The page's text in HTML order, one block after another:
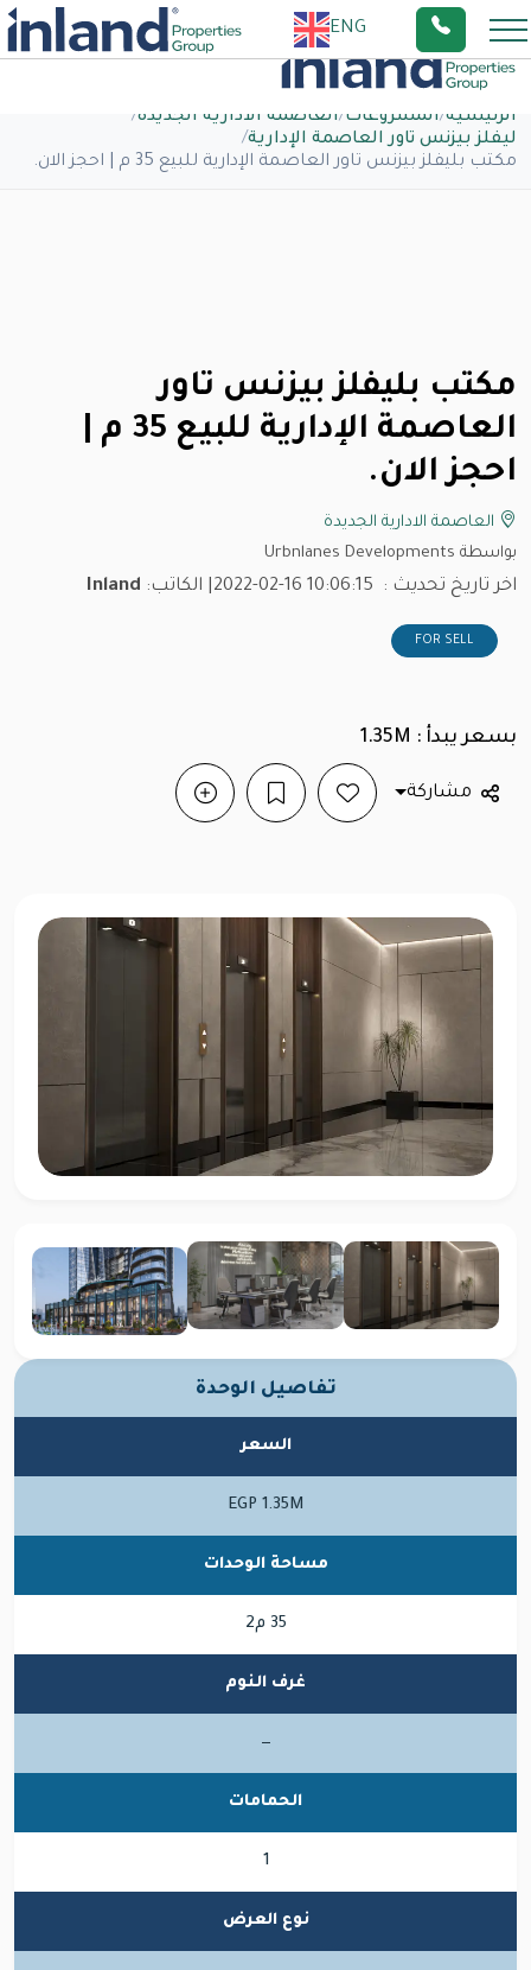
ENG
الرئيسية/المشروعات/العاصمة الادارية الجديدة/
ليفلز بيزنس تاور العاصمة الإدارية/
مكتب بليفلز بيزنس تاور العاصمة الإدارية للبيع 35 م | احجز الان.
مكتب بليفلز بيزنس تاور
العاصمة الإدارية للبيع 35 م |
احجز الان.
العاصمة الادارية الجديدة
بواسطة Urbnlanes Developments
اخر تاريخ تحديث : 2022-02-16 10:06:15 | الكاتب: Inland
FOR SELL
بسعر يبدأ : 1.35M
مشاركة
تفاصيل الوحدة
السعر
EGP 1.35M
مساحة الوحدات
35 م2
غرف النوم
—
الحمامات
1
نوع العرض